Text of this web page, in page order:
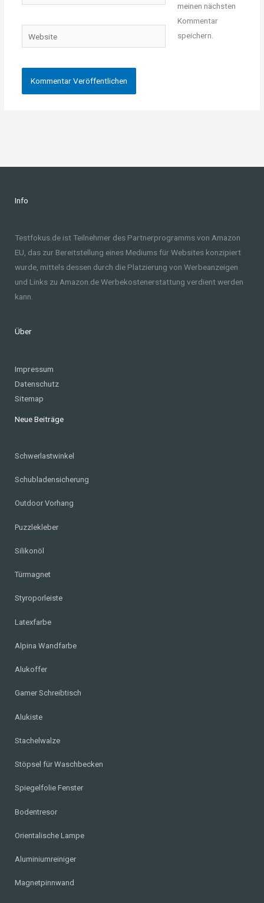
Mail-
Website
meinen nächsten
Kommentar
speichern.
Info
Testfokus.de ist Teilnehmer des Partnerprogramms von Amazon
EU, das zur Bereitstellung eines Mediums für Websites konzipiert
wurde, mittels dessen durch die Platzierung von Werbeanzeigen
und Links zu Amazon.de Werbekostenerstattung verdient werden
kann.
Über
Impressum
Datenschutz
Sitemap
Neue Beiträge
Schwerlastwinkel
Schubladensicherung
Outdoor Vorhang
Puzzlekleber
Silikonöl
Türmagnet
Styroporleiste
Latexfarbe
Alpina Wandfarbe
Alukoffer
Gamer Schreibtisch
Alukiste
Stachelwalze
Stöpsel für Waschbecken
Spiegelfolie Fenster
Bodentresor
Orientalische Lampe
Aluminiumreiniger
Magnetpinnwand